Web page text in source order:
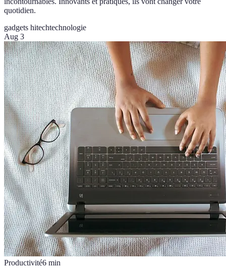
quotidien.
gadgets hitechtechnologie
Aug 3
Productivité6 min